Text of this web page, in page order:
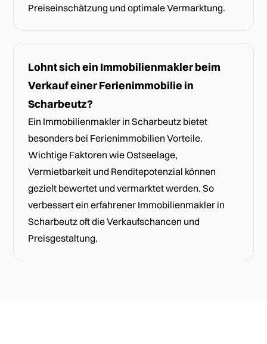
Preiseinschätzung und optimale Vermarktung.
Lohnt sich ein Immobilienmakler beim
Verkauf einer Ferienimmobilie in
Scharbeutz?
Ein Immobilienmakler in Scharbeutz bietet
besonders bei Ferienimmobilien Vorteile.
Wichtige Faktoren wie Ostseelage,
Vermietbarkeit und Renditepotenzial können
gezielt bewertet und vermarktet werden. So
verbessert ein erfahrener Immobilienmakler in
Scharbeutz oft die Verkaufschancen und
Preisgestaltung.